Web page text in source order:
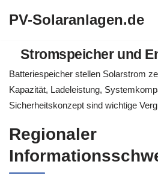
springen
PV-Solaranlagen.de
Stromspeicher und
Batteriespeicher stellen Solarstrom
Kapazität, Ladeleistung,
Sicherheitskonzept sind wichtige
Regionaler